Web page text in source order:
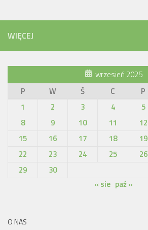
WIĘCEJ
wrzesień 2025
P
W Ś C P
1
2 3 4 5
8
9 10 11 12
15
16 17 18 19
22
23 24 25 26
29
30
« sie paź »
O NAS